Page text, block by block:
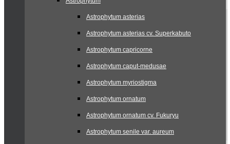
Astrophytum asterias
Astrophytum asterias cv. Superkabuto
Astrophytum capricorne
Astrophytum caput-medusae
Astrophytum myriostigma
Astrophytum ornatum
Astrophytum ornatum cv. Fukuryu
Astrophytum senile var. aureum